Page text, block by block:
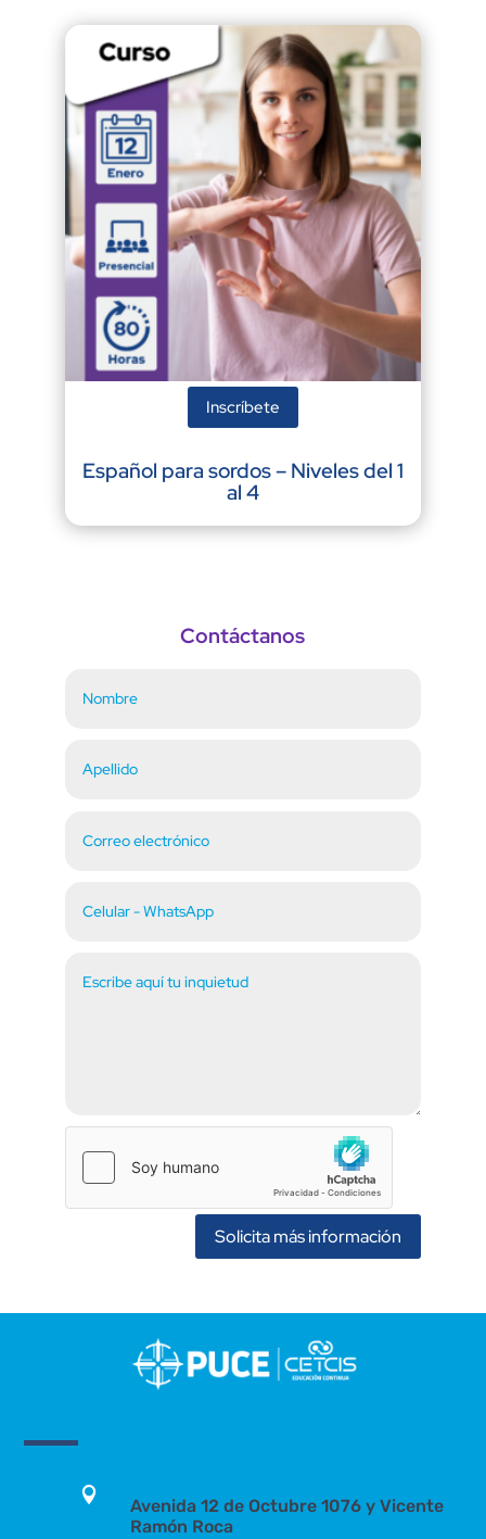
Inscríbete
Español para sordos – Niveles del 1
al 4
Contáctanos
Solicita más información

Avenida 12 de Octubre 1076 y Vicente
Ramón Roca